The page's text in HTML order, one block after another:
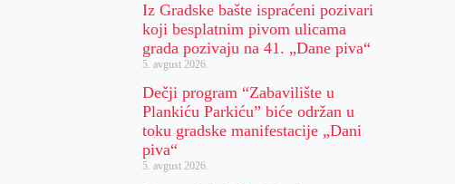
Iz Gradske bašte ispraćeni pozivari
koji besplatnim pivom ulicama
grada pozivaju na 41. „Dane piva“
5. avgust 2026.
Dečji program “Zabavilište u
Plankiću Parkiću” biće održan u
toku gradske manifestacije „Dani
piva“
5. avgust 2026.